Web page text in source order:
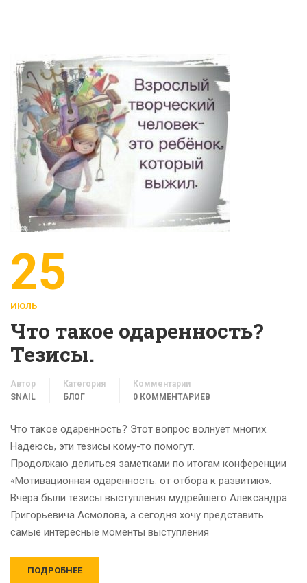
25
ИЮЛЬ
Что такое одаренность?
Тезисы.
Автор
SNAIL
Категория
БЛОГ
Комментарии
0 КОММЕНТАРИЕВ
Что такое одаренность? Этот вопрос волнует многих.
Надеюсь, эти тезисы кому-то помогут.
Продолжаю делиться заметками по итогам конференции
«Мотивационная одаренность: от отбора к развитию».
Вчера были тезисы выступления мудрейшего Александра
Григорьевича Асмолова, а сегодня хочу представить
самые интересные моменты выступления
ПОДРОБНЕЕ